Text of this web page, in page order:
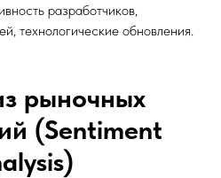
разработчиков,
технологические обновления.
рыночных
(Sentiment